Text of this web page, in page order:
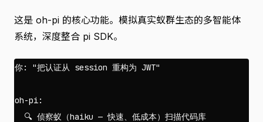
这是 oh-pi 的核心功能。模拟真实蚁群生态的多智能体
系统，深度整合 pi SDK。
你: "把认证从 session 重构为 JWT"
oh-pi:
  🔍 侦察蚁（haiku — 快速、低成本）扫描代码库